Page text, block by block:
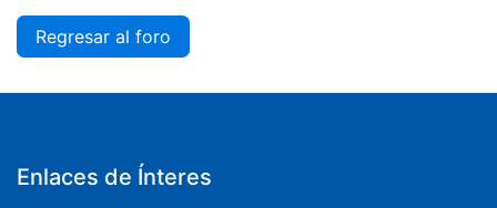
Regresar al foro
Enlaces de Ínteres